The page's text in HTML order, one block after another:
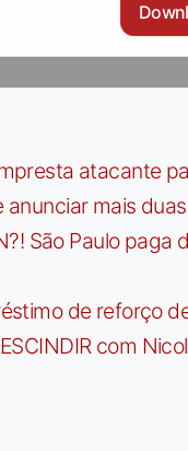
atacante
anunciar mais
São Paulo
de reforço
com